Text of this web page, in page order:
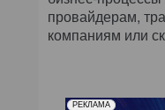
провайдерам,
компаниям или
РЕКЛАМА